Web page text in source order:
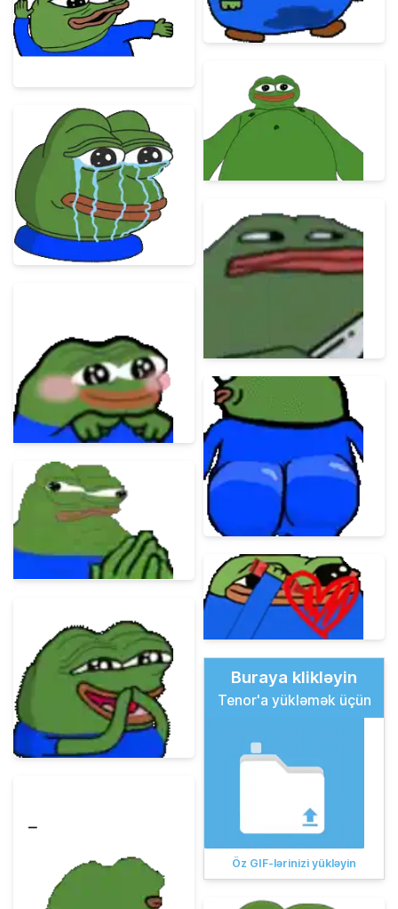
Buraya klikləyin
Tenor'a yükləmək üçün
Öz GIF-lərinizi yükləyin